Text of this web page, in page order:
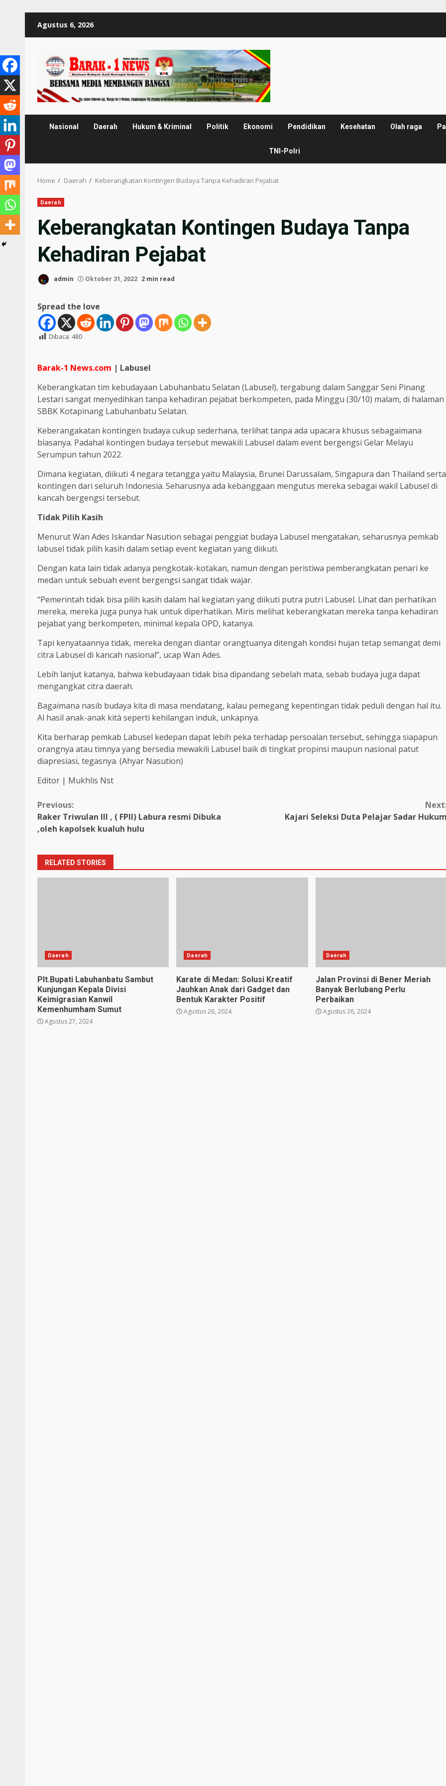
Agustus 6, 2026
Nasional Daerah Hukum & Kriminal Politik Ekonomi Pendidikan Kesehatan Olah raga
TNI-Polri
Home Daerah Keberangkatan Kontingen Budaya Tanpa Kehadiran Pejabat
Daerah
Keberangkatan Kontingen Budaya Tanpa
Kehadiran Pejabat
admin Oktober 31, 2022 2 min read
Spread the love
Dibaca: 480
Barak-1 News.com | Labusel
Keberangkatan tim kebudayaan Labuhanbatu Selatan (Labusel), tergabung dalam Sanggar Seni Pinang
Lestari sangat menyedihkan tanpa kehadiran pejabat berkompeten, pada Minggu (30/10) malam, di halaman
SBBK Kotapinang Labuhanbatu Selatan.
Keberangakatan kontingen budaya cukup sederhana, terlihat tanpa ada upacara khusus sebagaimana
biasanya. Padahal kontingen budaya tersebut mewakili Labusel dalam event bergengsi Gelar Melayu
Serumpun tahun 2022.
Dimana kegiatan, diikuti 4 negara tetangga yaitu Malaysia, Brunei Darussalam, Singapura dan Thailand serta
kontingen dari seluruh Indonesia. Seharusnya ada kebanggaan mengutus mereka sebagai wakil Labusel di
kancah bergengsi tersebut.
Tidak Pilih Kasih
Menurut Wan Ades Iskandar Nasution sebagai penggiat budaya Labusel mengatakan, seharusnya pemkab
labusel tidak pilih kasih dalam setiap event kegiatan yang diikuti.
Dengan kata lain tidak adanya pengkotak-kotakan, namun dengan peristiwa pemberangkatan penari ke
medan untuk sebuah event bergengsi sangat tidak wajar.
“Pemerintah tidak bisa pilih kasih dalam hal kegiatan yang diikuti putra putri Labusel. Lihat dan perhatikan
mereka, mereka juga punya hak untuk diperhatikan. Miris melihat keberangkatan mereka tanpa kehadiran
pejabat yang berkompeten, minimal kepala OPD, katanya.
Tapi kenyataannya tidak, mereka dengan diantar orangtuanya ditengah kondisi hujan tetap semangat demi
citra Labusel di kancah nasional”, ucap Wan Ades.
Lebih lanjut katanya, bahwa kebudayaan tidak bisa dipandang sebelah mata, sebab budaya juga dapat
mengangkat citra daerah.
Bagaimana nasib budaya kita di masa mendatang, kalau pemegang kepentingan tidak peduli dengan hal itu.
Al hasil anak-anak kità seperti kehilangan induk, unkapnya.
Kita berharap pemkab Labusel kedepan dapat lebih peka terhadap persoalan tersebut, sehingga siapapun
orangnya atau timnya yang bersedia mewakili Labusel baik di tingkat propinsi maupun nasional patut
diapresiasi, tegasnya. (Ahyar Nasution)
Editor | Mukhlis Nst
Continue
Reading
Previous:
Raker Triwulan III , ( FPII) Labura resmi Dibuka
,oleh kapolsek kualuh hulu
Kajari Seleksi Duta Pelajar Sadar
RELATED STORIES
Daerah
Plt.Bupati Labuhanbatu Sambut
Kunjungan Kepala Divisi
Keimigrasian Kanwil
Kemenhumham Sumut
Agustus 27, 2024
Daerah
Karate di Medan: Solusi Kreatif
Jauhkan Anak dari Gadget dan
Bentuk Karakter Positif
Agustus 26, 2024
Daerah
Jalan Provinsi di Bener Meriah
Banyak Berlubang Perlu
Perbaikan
Agustus 26, 2024